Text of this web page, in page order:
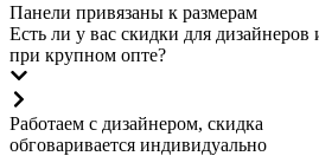
Панели привязаны к размерам
Есть ли у вас скидки для дизайнеров
при крупном опте?
Работаем с дизайнером, скидка
обговаривается индивидуально